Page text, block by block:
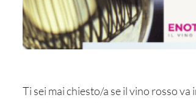
Ti sei mai chiesto/a se il vino rosso